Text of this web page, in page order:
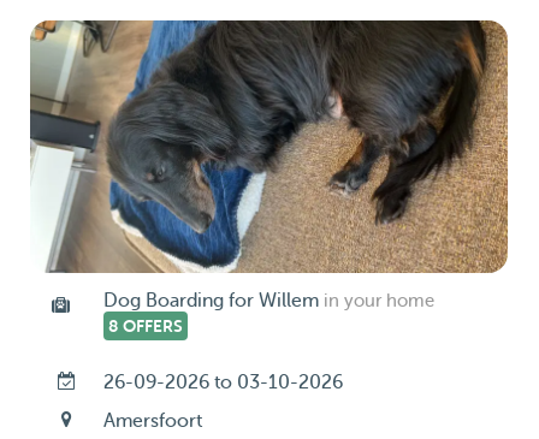
Dog Boarding for Willem in your home
8 OFFERS
26-09-2026 to 03-10-2026
Amersfoort